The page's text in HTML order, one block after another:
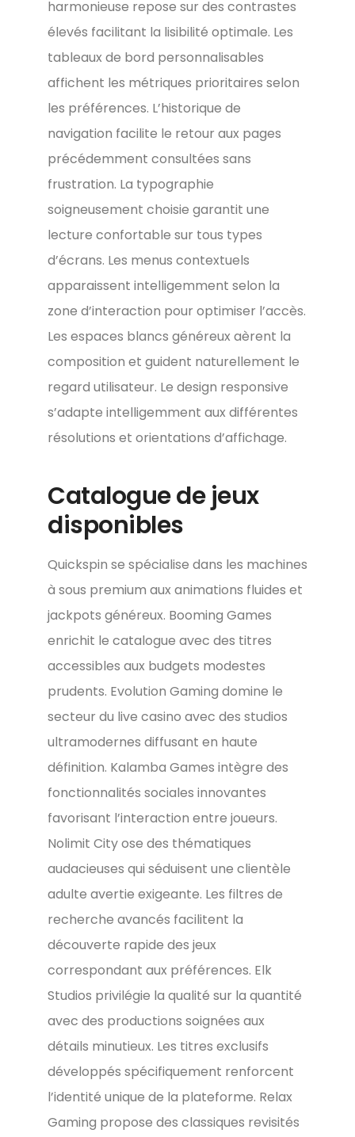
harmonieuse repose sur des contrastes
élevés facilitant la lisibilité optimale. Les
tableaux de bord personnalisables
affichent les métriques prioritaires selon
les préférences. L’historique de
navigation facilite le retour aux pages
précédemment consultées sans
frustration. La typographie
soigneusement choisie garantit une
lecture confortable sur tous types
d’écrans. Les menus contextuels
apparaissent intelligemment selon la
zone d’interaction pour optimiser l’accès.
Les espaces blancs généreux aèrent la
composition et guident naturellement le
regard utilisateur. Le design responsive
s’adapte intelligemment aux différentes
résolutions et orientations d’affichage.
Catalogue de jeux
disponibles
Quickspin se spécialise dans les machines
à sous premium aux animations fluides et
jackpots généreux. Booming Games
enrichit le catalogue avec des titres
accessibles aux budgets modestes
prudents. Evolution Gaming domine le
secteur du live casino avec des studios
ultramodernes diffusant en haute
définition. Kalamba Games intègre des
fonctionnalités sociales innovantes
favorisant l’interaction entre joueurs.
Nolimit City ose des thématiques
audacieuses qui séduisent une clientèle
adulte avertie exigeante. Les filtres de
recherche avancés facilitent la
découverte rapide des jeux
correspondant aux préférences. Elk
Studios privilégie la qualité sur la quantité
avec des productions soignées aux
détails minutieux. Les titres exclusifs
développés spécifiquement renforcent
l’identité unique de la plateforme. Relax
Gaming propose des classiques revisités